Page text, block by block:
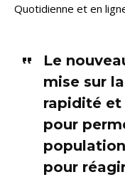
Quotidienne et en
Le
mise sur
rapidité et
pour
pour